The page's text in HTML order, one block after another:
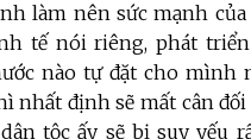
làm nên sức mạnh của
tế nói riêng, phát
nào tự đặt cho
nhất định sẽ mất cân
tộc ấy sẽ bị suy yếu